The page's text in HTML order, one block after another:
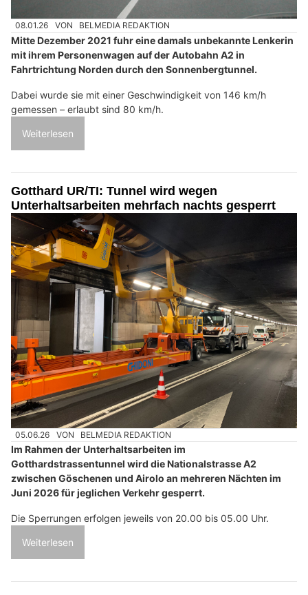
08.01.26 VON BELMEDIA REDAKTION
Mitte Dezember 2021 fuhr eine damals unbekannte Lenkerin
mit ihrem Personenwagen auf der Autobahn A2 in
Fahrtrichtung Norden durch den Sonnenbergtunnel.
Dabei wurde sie mit einer Geschwindigkeit von 146 km/h
gemessen – erlaubt sind 80 km/h.
Weiterlesen
Gotthard UR/TI: Tunnel wird wegen
Unterhaltsarbeiten mehrfach nachts gesperrt
05.06.26 VON BELMEDIA REDAKTION
Im Rahmen der Unterhaltsarbeiten im
Gotthardstrassentunnel wird die Nationalstrasse A2
zwischen Göschenen und Airolo an mehreren Nächten im
Juni 2026 für jeglichen Verkehr gesperrt.
Die Sperrungen erfolgen jeweils von 20.00 bis 05.00 Uhr.
Weiterlesen